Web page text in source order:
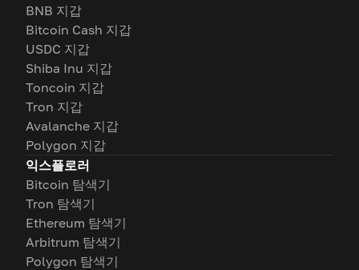
BNB 지갑
Bitcoin Cash 지갑
USDC 지갑
Shiba Inu 지갑
Toncoin 지갑
Tron 지갑
Avalanche 지갑
Polygon 지갑
익스플로러
Bitcoin 탐색기
Tron 탐색기
Ethereum 탐색기
Arbitrum 탐색기
Polygon 탐색기